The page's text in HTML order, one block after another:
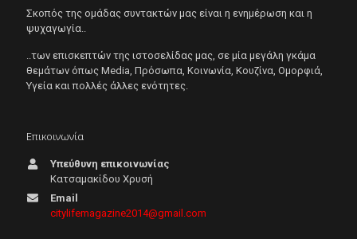
Σκοπός της ομάδας συντακτών μας είναι η ενημέρωση και η
ψυχαγωγία..
..των επισκεπτών της ιστοσελίδας μας, σε μία μεγάλη γκάμα
θεμάτων όπως Μedia, Πρόσωπα, Κοινωνία, Κουζίνα, Ομορφιά,
Υγεία και πολλές άλλες ενότητες.
Επικοινωνία
Υπεύθυνη επικοινωνίας
Κατσαμακίδου Χρυσή
Email
citylifemagazine2014@gmail.com